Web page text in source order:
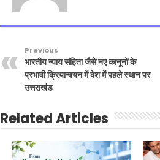
Previous
भारतीय न्याय संहिता जैसे नए कानूनों के
प्रभावी क्रियान्वयन में देश में पहले स्थान पर
उत्तराखंड
Related Articles